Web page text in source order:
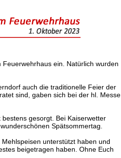
ein. Natürlich wurden
auch die traditionelle Feier der
sind, gaben sich bei der hl. Messe
gesorgt. Bei Kaiserwetter
Spätsommertag.
unterstützt haben und
beigetragen haben. Ohne Euch